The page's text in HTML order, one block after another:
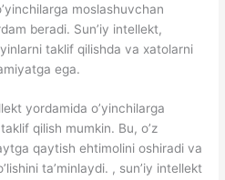
moslashuvchan
beradi. Sun’iy intellekt,
taklif qilishda va xatolarni
ega.
yordamida o’yinchilarga
qilish mumkin. Bu, o’z
qaytish ehtimolini oshiradi va
ta’minlaydi. , sun’iy intellekt